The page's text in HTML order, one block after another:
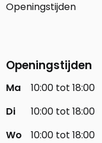
Openingstijden
Openingstijden
Ma
10:00 tot 18:00
Di
10:00 tot 18:00
Wo
10:00 tot 18:00